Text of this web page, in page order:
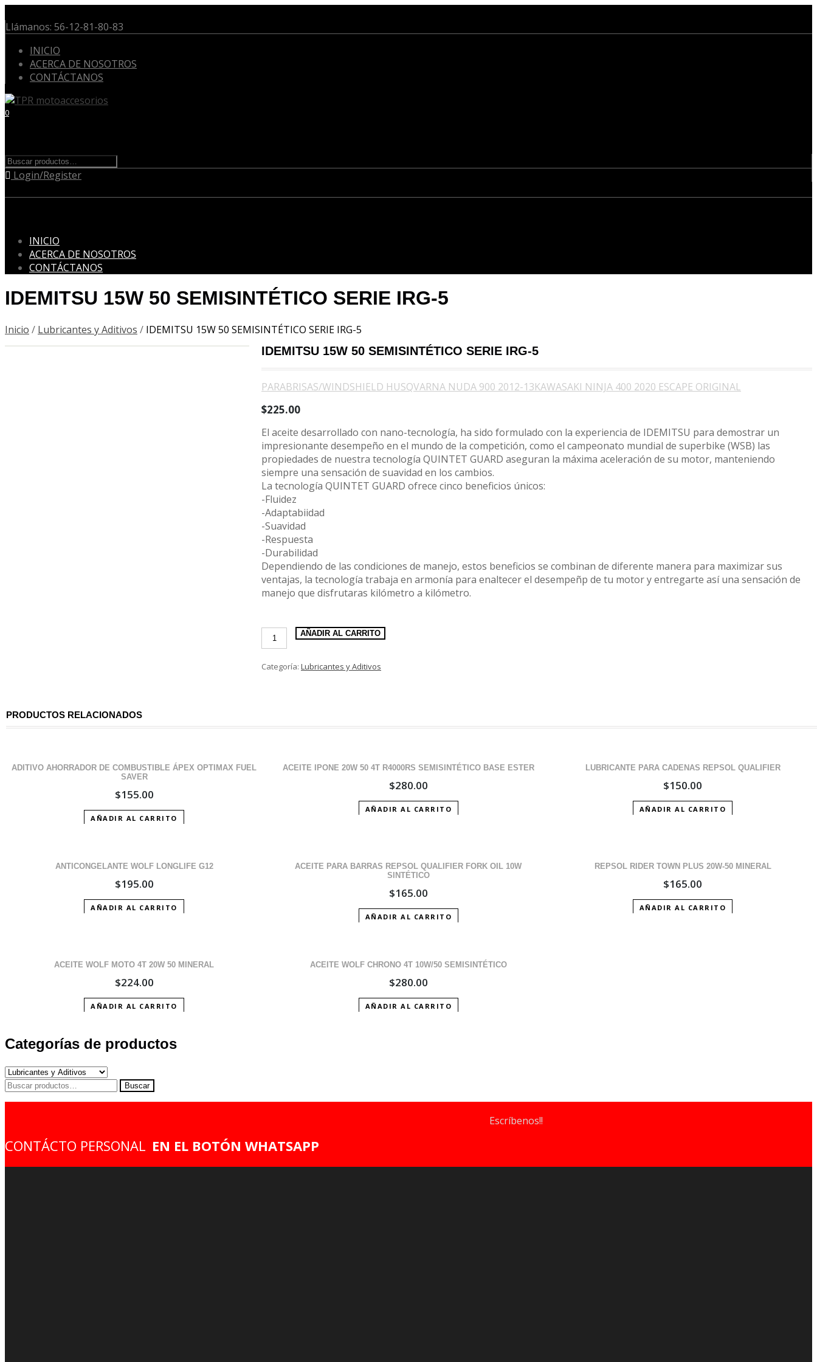
Llámanos: 56-12-81-80-83
INICIO
ACERCA DE NOSOTROS
CONTÁCTANOS
0
Buscar
por:Login/Register
Skip
content
INICIO
ACERCA DE NOSOTROS
CONTÁCTANOS
IDEMITSU 15W 50 SEMISINTÉTICO SERIE IRG-5
Inicio / Lubricantes y Aditivos / IDEMITSU 15W 50 SEMISINTÉTICO SERIE IRG-5
IDEMITSU 15W 50 SEMISINTÉTICO SERIE IRG-5
PARABRISAS/WINDSHIELD HUSQVARNA NUDA 900 2012-13KAWASAKI NINJA 400 2020 ESCAPE ORIGINAL
$225.00
El aceite desarrollado con nano-tecnología, ha sido formulado con la experiencia de IDEMITSU para demostrar un
impresionante desempeño en el mundo de la competición, como el campeonato mundial de superbike (WSB) las
propiedades de nuestra tecnología QUINTET GUARD aseguran la máxima aceleración de su motor, manteniendo
siempre una sensación de suavidad en los cambios.
La tecnología QUINTET GUARD ofrece cinco beneficios únicos:
-Fluidez
-Adaptabiidad
-Suavidad
-Respuesta
-Durabilidad
Dependiendo de las condiciones de manejo, estos beneficios se combinan de diferente manera para maximizar sus
ventajas, la tecnología trabaja en armonía para enaltecer el desempeñp de tu motor y entregarte así una sensación de
manejo que disfrutaras kilómetro a kilómetro.
IDEMITSU
15W
SEMISINTÉTICO
cantidad
AÑADIR AL CARRITO
Categoría: Lubricantes y Aditivos
PRODUCTOS RELACIONADOS
ADITIVO AHORRADOR DE COMBUSTIBLE ÁPEX OPTIMAX FUEL
SAVER
$155.00
AÑADIR AL CARRITO
ACEITE IPONE 20W 50 4T R4000RS SEMISINTÉTICO BASE ESTER
$280.00
AÑADIR AL CARRITO
LUBRICANTE PARA CADENAS REPSOL QUALIFIER
$150.00
AÑADIR AL CARRITO
ANTICONGELANTE WOLF LONGLIFE G12
$195.00
AÑADIR AL CARRITO
ACEITE PARA BARRAS REPSOL QUALIFIER FORK OIL 10W
SINTÉTICO
$165.00
AÑADIR AL CARRITO
REPSOL RIDER TOWN PLUS 20W-50 MINERAL
$165.00
AÑADIR AL CARRITO
ACEITE WOLF MOTO 4T 20W 50 MINERAL
$224.00
AÑADIR AL CARRITO
ACEITE WOLF CHRONO 4T 10W/50 SEMISINTÉTICO
$280.00
AÑADIR AL CARRITO
Categorías de productos
Buscar
Buscar
CONTÁCTO PERSONAL EN EL BOTÓN WHATSAPP
Escríbenos!!